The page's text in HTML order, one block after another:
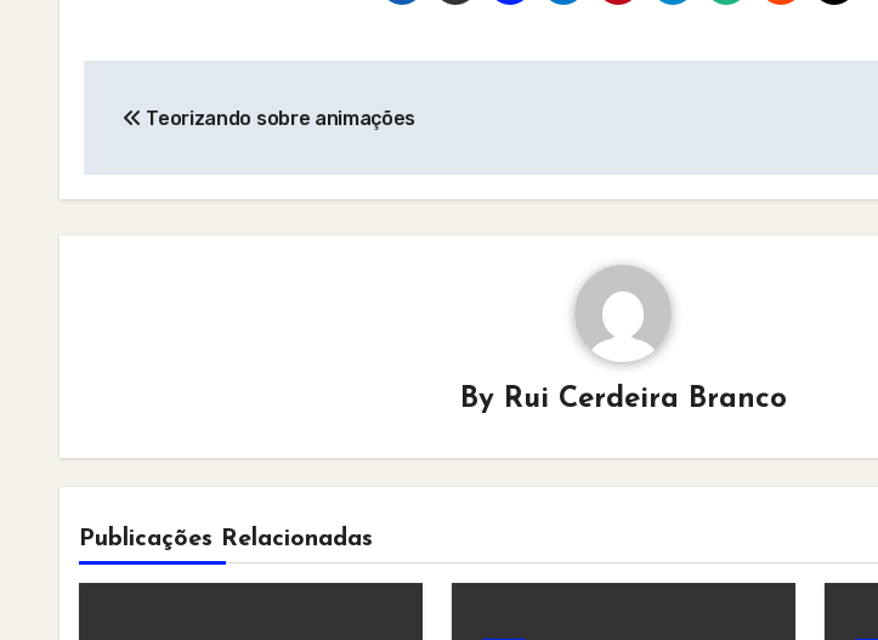
navigation
Teorizando sobre animações
By Rui Cerdeira Branco
Publicações Relacionadas